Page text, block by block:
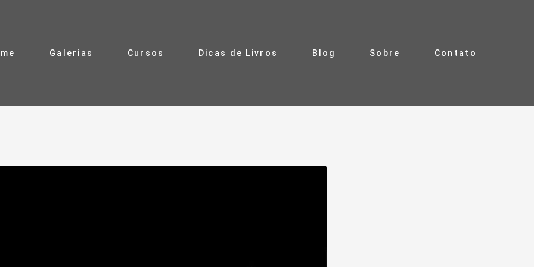
Galerias Cursos Dicas de Livros Blog Sobre Contato